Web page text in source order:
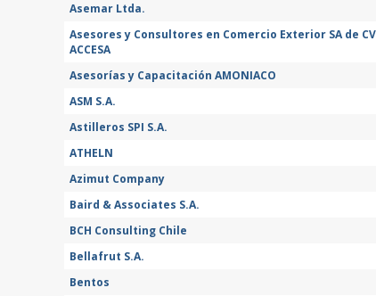
Asemar Ltda.
Asesores y Consultores en Comercio Exterior SA de CV
ACCESA
Asesorías y Capacitación AMONIACO
ASM S.A.
Astilleros SPI S.A.
ATHELN
Azimut Company
Baird & Associates S.A.
BCH Consulting Chile
Bellafrut S.A.
Bentos